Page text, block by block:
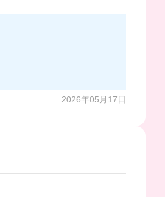
2026年05月17日